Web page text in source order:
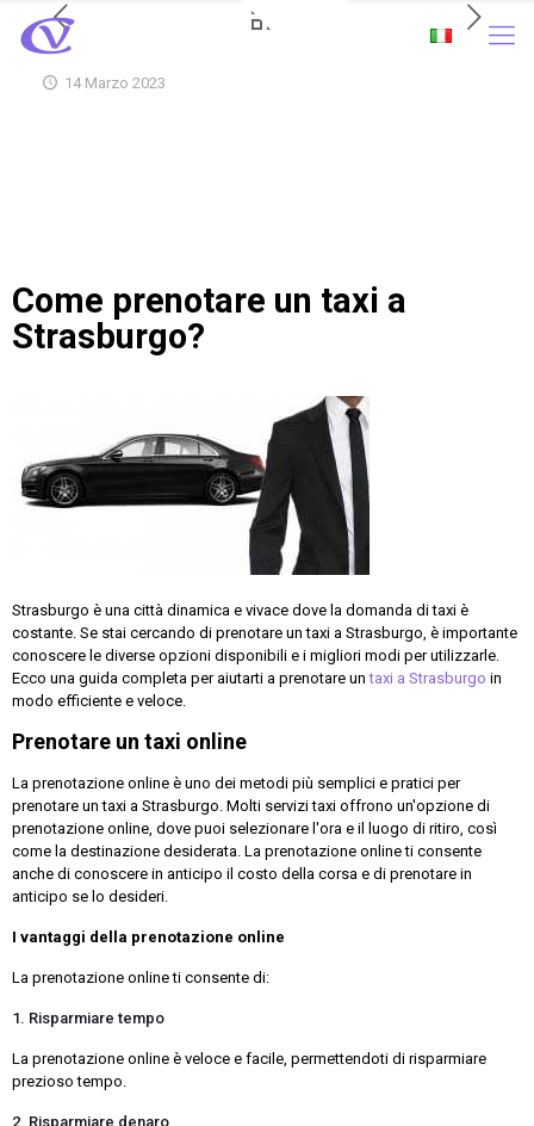
14 Marzo 2023
Come prenotare un taxi a
Strasburgo?
Strasburgo è una città dinamica e vivace dove la domanda di taxi è
costante. Se stai cercando di prenotare un taxi a Strasburgo, è importante
conoscere le diverse opzioni disponibili e i migliori modi per utilizzarle.
Ecco una guida completa per aiutarti a prenotare untaxi a Strasburgo in
modo efficiente e veloce.
Prenotare un taxi online
La prenotazione online è uno dei metodi più semplici e pratici per
prenotare un taxi a Strasburgo. Molti servizi taxi offrono un'opzione di
prenotazione online, dove puoi selezionare l'ora e il luogo di ritiro, così
come la destinazione desiderata. La prenotazione online ti consente
anche di conoscere in anticipo il costo della corsa e di prenotare in
anticipo se lo desideri.
I vantaggi della prenotazione online
La prenotazione online ti consente di:
1. Risparmiare tempo
La prenotazione online è veloce e facile, permettendoti di risparmiare
prezioso tempo.
2. Risparmiare denaro